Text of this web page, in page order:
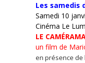
Les samedis
Samedi 10
Cinéma Le
LE
un film de
en présence de